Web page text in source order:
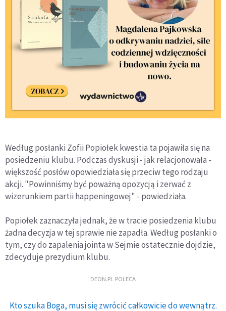
Według posłanki Zofii Popiołek kwestia ta pojawiła się na
posiedzeniu klubu. Podczas dyskusji - jak relacjonowała -
większość posłów opowiedziała się przeciw tego rodzaju
akcji. "Powinniśmy być poważną opozycją i zerwać z
wizerunkiem partii happeningowej" - powiedziała.
Popiołek zaznaczyła jednak, że w tracie posiedzenia klubu
żadna decyzja w tej sprawie nie zapadła. Według posłanki o
tym, czy do zapalenia jointa w Sejmie ostatecznie dojdzie,
zdecyduje prezydium klubu.
DEON.PL POLECA
Kto szuka Boga, musi się zwrócić całkowicie do wewnątrz.